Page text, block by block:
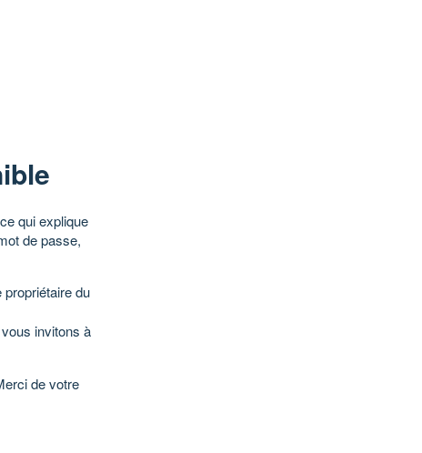
qui explique
de passe,
du
invitons à
de votre